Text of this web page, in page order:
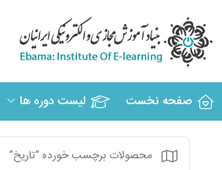
صفحه نخست لیست دوره ها
محصولات برچسب خورده “تاریخ”